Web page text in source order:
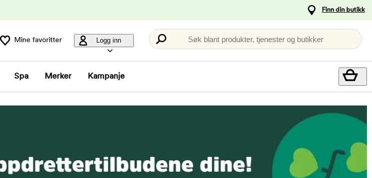
Finn din butikk
Mine favoritter Logg inn Søk blant produkter, tjenester og butikker
Spa Merker Kampanje